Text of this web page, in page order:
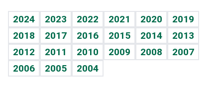
Vida y familia
Eñe
Celebrando la vida
Sin complejos
TBT Deportivo
Guía del dinero
Horóscopos
Crucigramas
2024 2023 2022 2021 2020
2019
2018
2017 2016 2015 2014
2013
2012
2011 2010 2009 2008
2007
2006
2005 2004